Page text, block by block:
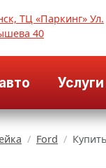
ТЦ «Паркинг» Ул.
40
Услуги
Ford